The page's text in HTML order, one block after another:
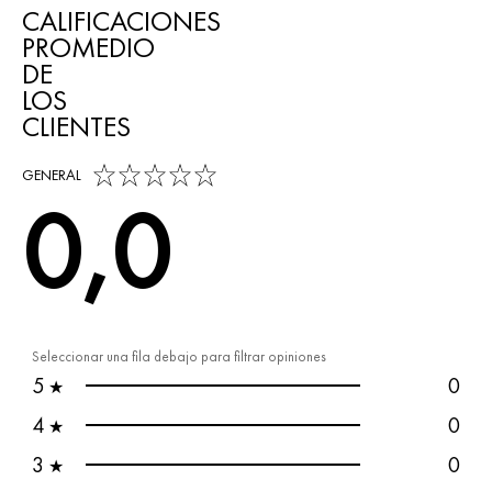
Seleccionar una fila debajo para filtrar opiniones
5 ★
0
4 ★
0
3 ★
0
CALIFICACIONES
PROMEDIO
DE
LOS
CLIENTES
GENERAL
0,0 out of 5 stars
0,0